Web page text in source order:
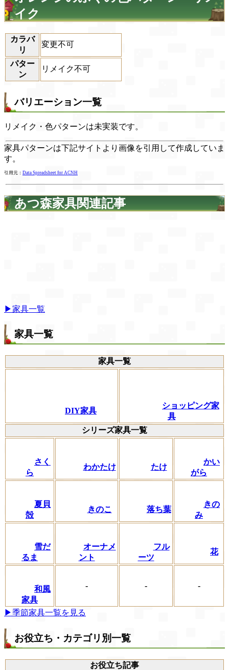
イク
カラバ
リ
変更不可
パター
ン
リメイク不可
バリエーション一覧
リメイク・色パターンは未実装です。
家具パターンは下記サイトより画像を引用して作成していま
す。
引用元： Data Spreadsheet for ACNH
あつ森家具関連記事
▶家具一覧
家具一覧
家具一覧
DIY家具
ショッピング家
具
シリーズ家具一覧
さく
ら
わかたけ たけ
かい
がら
夏貝
殻
きのこ 落ち葉
きの
み
雪だ
るま
オーナメ
ント
フル
ーツ
花
和風
家具
- - -
▶季節家具一覧を見る
お役立ち・カテゴリ別一覧
お役立ち記事